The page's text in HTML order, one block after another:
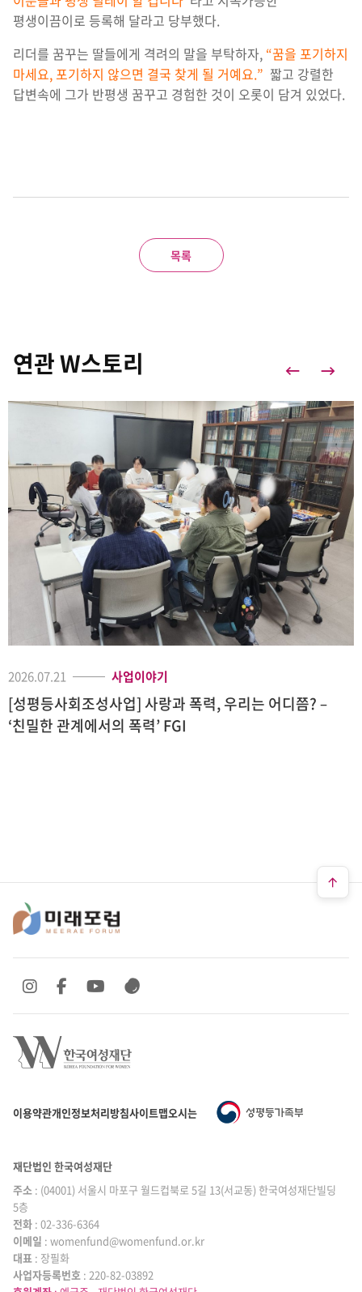
평생이끔이로 등록해 달라고 당부했다.
리더를 꿈꾸는 딸들에게 격려의 말을 부탁하자, “꿈을 포기하지
마세요, 포기하지 않으면 결국 찾게 될 거예요.” 짧고 강렬한
답변속에 그가 반평생 꿈꾸고 경험한 것이 오롯이 담겨 있었다.
목록
연관 W스토리
2026.07.21 사업이야기
[성평등사회조성사업] 사랑과 폭력, 우리는 어디쯤? –
‘친밀한 관계에서의 폭력’ FGI
이용약관개인정보처리방침사이트맵오시는 길
SNS 바로가기
SNS 바로가기SNS 바로가기
SNS 바로가기
재단법인 한국여성재단
주소 : (04001) 서울시 마포구 월드컵북로 5길 13(서교동) 한국여성재단빌딩
5층
전화 : 02-336-6364
|
이메일 : womenfund@womenfund.or.kr
|
대표 : 장필화
|
사업자등록번호 : 220-82-03892